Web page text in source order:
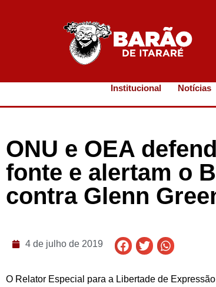
Institucional Notícias
ONU e OEA
fonte e alertam o
contra Glenn
4 de julho de 2019
O Relator Especial para a Libertade de